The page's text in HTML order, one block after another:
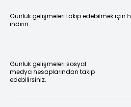
Günlük gelişmeleri takip edebilmek için
indirin
Günlük gelişmeleri sosyal
medya hesaplarından takip
edebilirsiniz.